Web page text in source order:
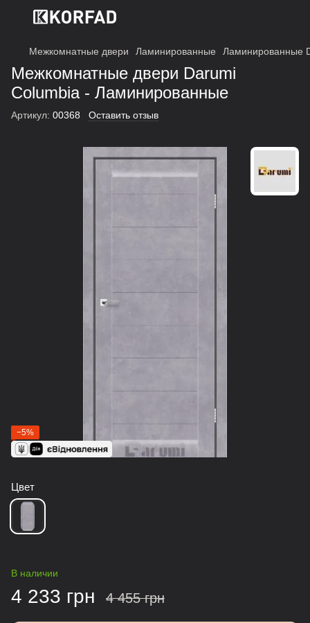
Межкомнатные двери Ламинированные Ламинированные
Межкомнатные двери Darumi
Columbia - Ламинированные
Артикул: 00368 Оставить отзыв
−5%
Цвет
В наличии
4 233 грн 4 455 грн